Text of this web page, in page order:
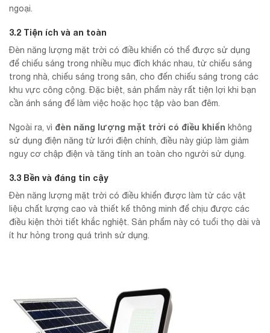
ngoại.
3.2 Tiện ích và an toàn
Đèn năng lượng mặt trời có điều khiển có thể được sử dụng
để chiếu sáng trong nhiều mục đích khác nhau, từ chiếu sáng
trong nhà, chiếu sáng trong sân, cho đến chiếu sáng trong các
khu vực công cộng. Đặc biệt, sản phẩm này rất tiện lợi khi bạn
cần ánh sáng để làm việc hoặc học tập vào ban đêm.
Ngoài ra, vì đèn năng lượng mặt trời có điều khiển không
sử dụng điện năng từ lưới điện chính, điều này giúp làm giảm
nguy cơ chập điện và tăng tính an toàn cho người sử dụng.
3.3 Bền và đáng tin cậy
Đèn năng lượng mặt trời có điều khiển được làm từ các vật
liệu chất lượng cao và thiết kế thông minh để chịu được các
điều kiện thời tiết khắc nghiệt. Sản phẩm này có tuổi thọ dài và
ít hư hỏng trong quá trình sử dụng.